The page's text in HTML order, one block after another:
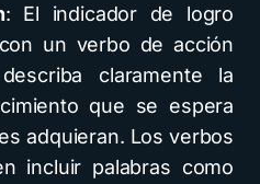
: El indicador de logro
un verbo de acción
claramente la
que se espera
adquieran. Los verbos
incluir palabras como